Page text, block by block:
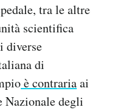
tra le altre
scientifica
diverse
di
è contrariaai
Nazionale degli